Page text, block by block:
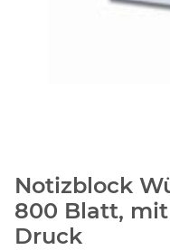
Notizblock
800 Blatt,
Druck